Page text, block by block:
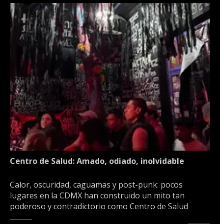
Centro de Salud: Amado, odiado, inolvidable
Calor, oscuridad, caguamas y post-punk: pocos
lugares en la CDMX han construido un mito tan
poderoso y contradictorio como Centro de Salud